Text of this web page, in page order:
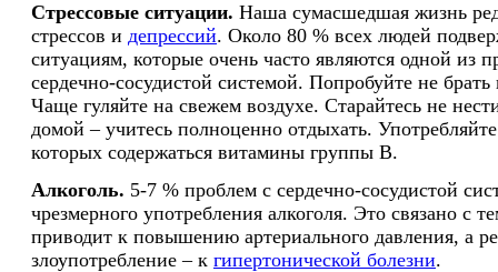
Стрессовые ситуации. Наша сумасшедшая жизнь
стрессов и депрессий. Около 80 % всех людей
ситуациям, которые очень часто являются одной из
сердечно-сосудистой системой. Попробуйте не брать
Чаще гуляйте на свежем воздухе. Старайтесь не
домой – учитесь полноценно отдыхать.
которых содержаться витамины группы B.
Алкоголь. 5-7 % проблем с сердечно-сосудистой
чрезмерного употребления алкоголя. Это связано с
приводит к повышению артериального давления, а
злоупотребление – к гипертонической болезни.